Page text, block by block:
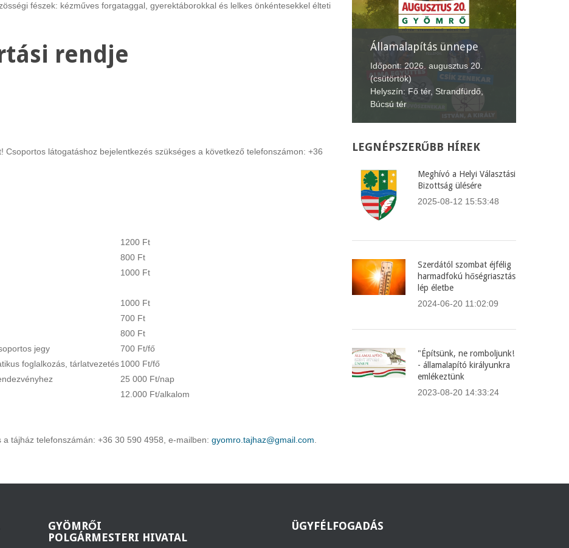
fészek: kézműves forgataggal, gyerektáborokkal és lelkes önkéntesekkel élteti
rendje
látogatáshoz bejelentkezés szükséges a következő telefonszámon: +36
1200 Ft
800 Ft
1000 Ft
1000 Ft
700 Ft
800 Ft
jegy
700 Ft/fő
foglalkozás, tárlatvezetés1000 Ft/fő
25 000 Ft/nap
12.000 Ft/alkalom
tájház telefonszámán: +36 30 590 4958, e-mailben: gyomro.tajhaz@gmail.com
Időpont: 2026. július 3-4.
XII. Gyömrői
Lecsófesztivál
Időpont: 2026. szeptember 4-6.
(péntek-vasárnap)
Helyszín: Búcsú tér
LEGNÉPSZERŰBB HÍREK
Meghívó a Helyi Választási
Bizottság ülésére
2025-08-12 15:53:48
Szerdától szombat éjfélig
harmadfokú hőségriasztás
lép életbe
2024-06-20 11:02:09
"Építsünk, ne romboljunk!
- államalapító királyunkra
emlékeztünk
2023-08-20 14:33:24
GYÖMRŐI
POLGÁRMESTERI HIVATAL
ÜGYFÉLFOGADÁS